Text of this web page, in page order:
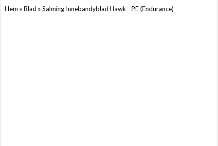
Hem » Blad » Salming Innebandyblad Hawk - PE (Endurance)